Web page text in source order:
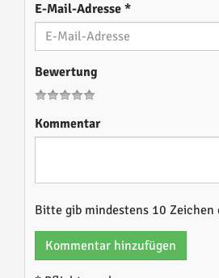
E-Mail-Adresse *
Bewertung
Kommentar
Bitte gib mindestens 10 Zeichen
Kommentar hinzufügen